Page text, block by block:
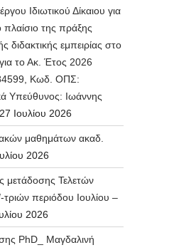
Ιδιωτικού Δίκαιου για
της πράξης
εμπειρίας στο
το Ακ. Έτος 2026
Κωδ. ΟΠΣ:
Υπεύθυνος: Ιωάννης
27 Ιουλίου 2026
μαθημάτων ακαδ.
2026
μετάδοσης Τελετών
περιόδου Ιουλίου –
2026
PhD_ Μαγδαλινή